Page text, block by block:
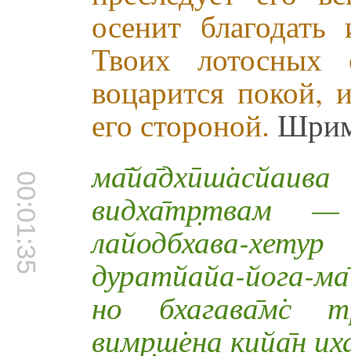
осенит
Твоих лотосных
воцарится покой,
его стороной.
00:01:35 видха̄тр̣твам
лайодбхава-
дуратйайа-йога-
но бхагава̄м̇с
вимр̣ш̇ена кийа̄н